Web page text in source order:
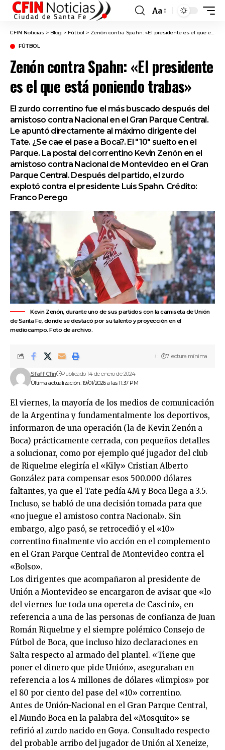
Font
Resizer
Aa
CFIN Noticias > Blog > Fútbol > Zenón contra Spahn: «El presidente es el que está poniendo trabas»
FÚTBOL
Zenón contra Spahn: «El presidente
es el que está poniendo trabas»
El zurdo correntino fue el más buscado después del
amistoso contra Nacional en el Gran Parque Central.
Le apuntó directamente al máximo dirigente del
Tate. ¿Se cae el pase a Boca?. El "10" suelto en el
Parque. La postal del correntino Kevin Zenón en el
amistoso contra Nacional de Montevideo en el Gran
Parque Central. Después del partido, el zurdo
explotó contra el presidente Luis Spahn. Crédito:
Franco Perego
Kevin Zenón, durante uno de sus partidos con la camiseta de Unión
de Santa Fe, donde se destacó por su talento y proyección en el
mediocampo. Foto de archivo.
Última actualización: 19/01/2026 a las 11:37 PM
Sfaff Cfin Publicado 14 de enero de 2024
7 lectura mínima
El viernes, la mayoría de los medios de comunicación
de la Argentina y fundamentalmente los deportivos,
informaron de una operación (la de Kevin Zenón a
Boca) prácticamente cerrada, con pequeños detalles
a solucionar, como por ejemplo qué jugador del club
de Riquelme elegiría el «Kily» Cristian Alberto
González para compensar esos 500.000 dólares
faltantes, ya que el Tate pedía 4M y Boca llega a 3.5.
Incluso, se habló de una decisión tomada para que
«no juegue el amistoso contra Nacional». Sin
embargo, algo pasó, se retrocedió y el «10»
correntino finalmente vio acción en el complemento
en el Gran Parque Central de Montevideo contra el
«Bolso».
Los dirigentes que acompañaron al presidente de
Unión a Montevideo se encargaron de avisar que «lo
del viernes fue toda una opereta de Cascini», en
referencia a una de las personas de confianza de Juan
Román Riquelme y el siempre polémico Consejo de
Fútbol de Boca, que incluso hizo declaraciones en
Salta respecto al armado del plantel. «Tiene que
poner el dinero que pide Unión», aseguraban en
referencia a los 4 millones de dólares «limpios» por
el 80 por ciento del pase del «10» correntino.
Antes de Unión-Nacional en el Gran Parque Central,
el Mundo Boca en la palabra del «Mosquito» se
refirió al zurdo nacido en Goya. Consultado respecto
del probable arribo del jugador de Unión al Xeneize,